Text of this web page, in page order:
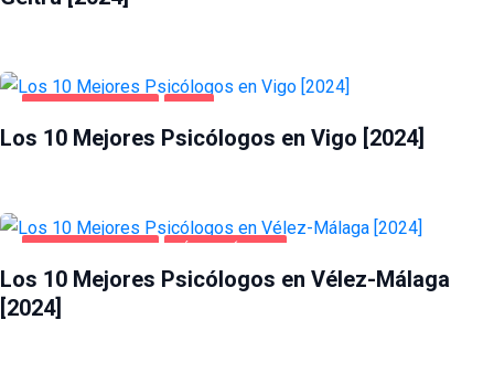
SALUD Y BELLEZA VIGO
Los 10 Mejores Psicólogos en Vigo [2024]
SALUD Y BELLEZA VÉLEZ-MÁLAGA
Los 10 Mejores Psicólogos en Vélez-Málaga
[2024]